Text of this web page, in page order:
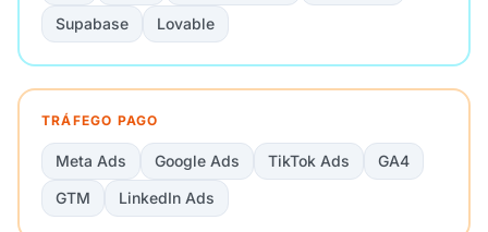
Supabase
Lovable
TRÁFEGO PAGO
Meta Ads Google Ads TikTok Ads
GA4
GTM
LinkedIn Ads